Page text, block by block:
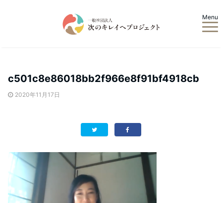
Menu
c501c8e86018bb2f966e8f91bf4918cb
2020年11月17日